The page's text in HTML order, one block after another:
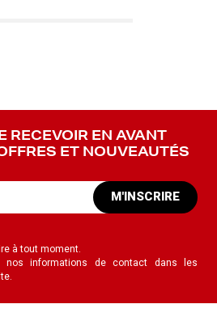
RECEVOIR EN AVANT
ET NOUVEAUTÉS
M'INSCRIRE
à tout moment.
nos informations de contact dans les